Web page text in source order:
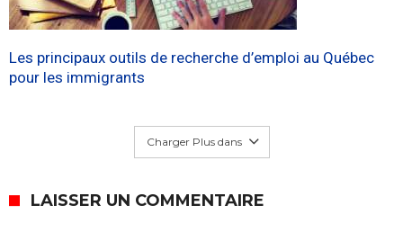
Les principaux outils de recherche d’emploi au Québec
pour les immigrants
Charger Plus dans
LAISSER UN COMMENTAIRE